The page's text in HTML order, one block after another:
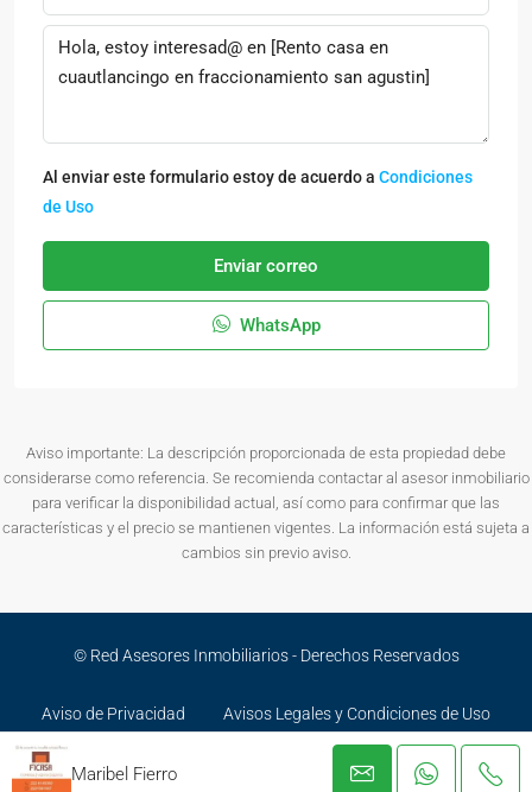
Al enviar este formulario estoy de acuerdo a Condiciones
de Uso
Enviar correo
WhatsApp
Aviso importante: La descripción proporcionada de esta propiedad debe
considerarse como referencia. Se recomienda contactar al asesor inmobiliario
para verificar la disponibilidad actual, así como para confirmar que las
características y el precio se mantienen vigentes. La información está sujeta a
cambios sin previo aviso.
Maribel Fierro
© Red Asesores Inmobiliarios - Derechos Reservados
Aviso de Privacidad Avisos Legales y Condiciones de Uso